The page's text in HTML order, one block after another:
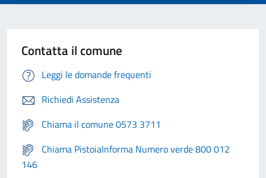
Contatta il comune
Leggi le domande frequenti
Richiedi Assistenza
Chiama il comune 0573 3711
Chiama PistoiaInforma Numero verde 800 012
146